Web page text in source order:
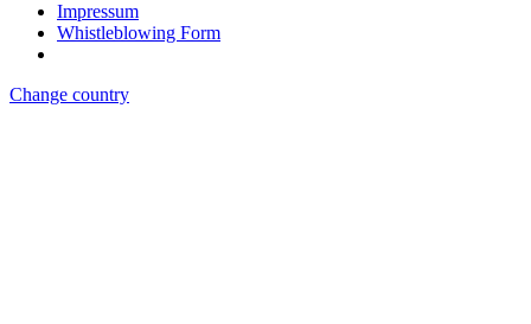
Impressum
Whistleblowing Form
Change country